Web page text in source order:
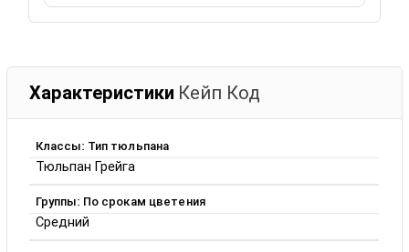
Характеристики Кейп Код
Классы: Тип тюльпана
Тюльпан Грейга
Группы: По срокам цветения
Средний